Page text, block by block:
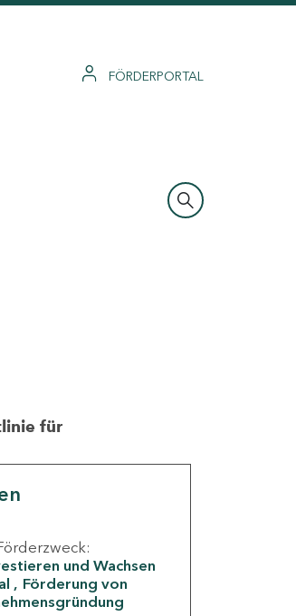
FÖRDERPORTAL
für
und Wachsen
Förderung von